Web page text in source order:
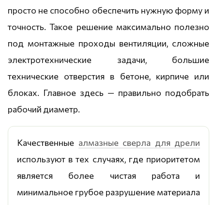
просто не способно обеспечить нужную форму и
точность. Такое решение максимально полезно
под монтажные проходы вентиляции, сложные
электротехнические задачи, большие
технические отверстия в бетоне, кирпиче или
блоках. Главное здесь — правильно подобрать
рабочий диаметр.
Качественные алмазные сверла для дрели
используют в тех случаях, где приоритетом
является более чистая работа и
минимальное грубое разрушение материала